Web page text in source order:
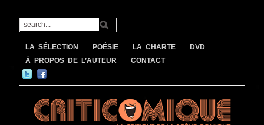
LA SÉLECTION POÉSIE LA CHARTE
DVD
À PROPOS DE L’AUTEUR
CONTACT